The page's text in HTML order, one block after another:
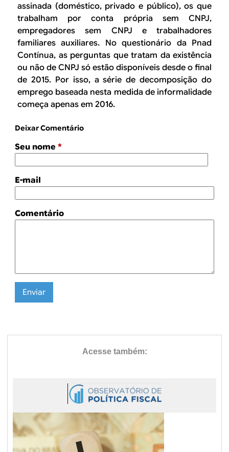
assinada (doméstico, privado e público), os que
trabalham por conta própria sem CNPJ,
empregadores sem CNPJ e trabalhadores
familiares auxiliares. No questionário da Pnad
Contínua, as perguntas que tratam da existência
ou não de CNPJ só estão disponíveis desde o final
de 2015. Por isso, a série de decomposição do
emprego baseada nesta medida de informalidade
começa apenas em 2016.
Deixar Comentário
Seu nome *
E-mail
Comentário